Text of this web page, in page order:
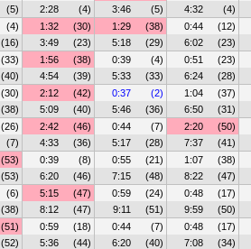
(5) 2:28 (4) 3:46 (5) 4:32 (4)
(4) 1:32 (30) 1:29 (38) 0:44 (12)
(16) 3:49 (23) 5:18 (29) 6:02 (23)
(33) 1:56 (38) 0:39 (4) 0:51 (23)
(40) 4:54 (39) 5:33 (33) 6:24 (28)
(30) 2:12 (42) 0:37 (2) 1:04 (37)
(38) 5:09 (40) 5:46 (36) 6:50 (31)
(26) 2:42 (46) 0:44 (7) 2:20 (50)
(7) 4:33 (36) 5:17 (28) 7:37 (41)
(53) 0:39 (8) 0:55 (21) 1:07 (38)
(53) 6:20 (46) 7:15 (48) 8:22 (47)
(6) 5:15 (47) 0:59 (24) 0:48 (17)
(38) 8:12 (47) 9:11 (51) 9:59 (50)
(51) 0:59 (18) 0:44 (7) 0:48 (17)
(52) 5:36 (44) 6:20 (40) 7:08 (34)